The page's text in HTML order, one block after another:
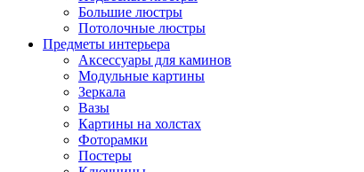
Большие люстры
Потолочные люстры
Предметы интерьера
Аксессуары для каминов
Модульные картины
Зеркала
Вазы
Картины на холстах
Фоторамки
Постеры